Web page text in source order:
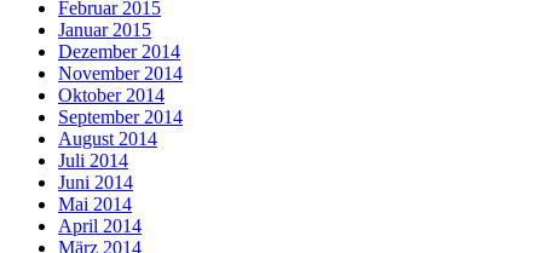
Februar 2015
Januar 2015
Dezember 2014
November 2014
Oktober 2014
September 2014
August 2014
Juli 2014
Juni 2014
Mai 2014
April 2014
März 2014